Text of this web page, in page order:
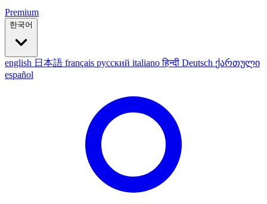
Premium
한국어
english 日本語 français русский italianoहिन्दी Deutsch ქართული
español